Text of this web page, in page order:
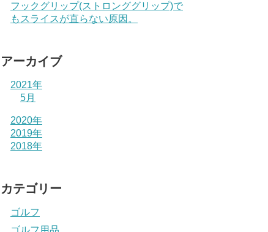
フックグリップ(ストロンググリップ)で
もスライスが直らない原因。
アーカイブ
2021年
5月
2020年
2019年
2018年
カテゴリー
ゴルフ